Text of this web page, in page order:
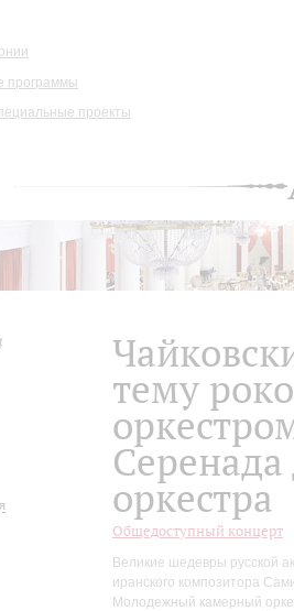
программы
проекты
тему
Серенада
оркестра
Общедоступный концерт
Великие шедевры русской
иранского композитора
Молодежный камерный